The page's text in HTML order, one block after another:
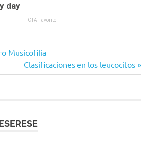
Musicofilia
Siguiente
entrada:
Clasificaciones en los leucocitos